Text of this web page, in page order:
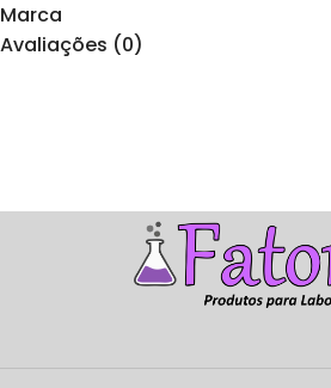
Marca
Avaliações (0)